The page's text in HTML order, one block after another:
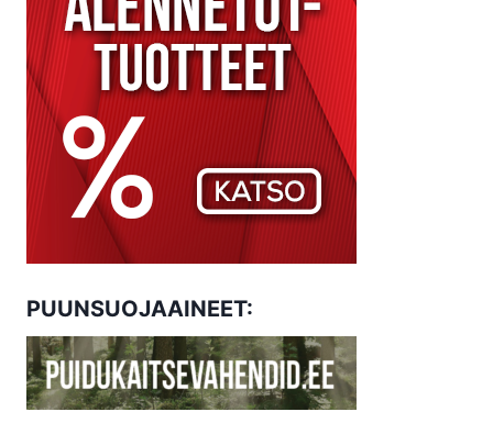
PUUNSUOJAAINEET: